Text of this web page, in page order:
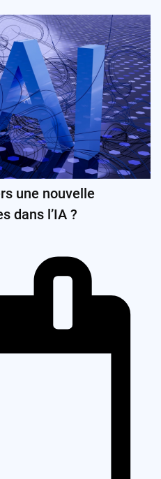
une nouvelle
dans l’IA ?